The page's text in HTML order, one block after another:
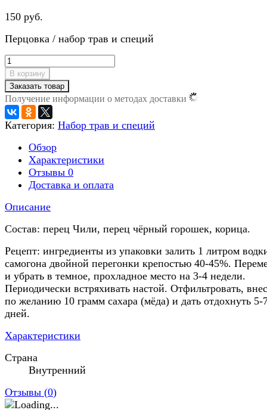
150 руб.
Перцовка / набор трав и специй
В корзину
Заказать товар
Получение информации о методах доставки
Категория: Набор трав и специй
Обзор
Характеристики
Отзывы 0
Доставка и оплата
Описание
Состав: перец Чили, перец чёрный горошек, корица.
Рецепт: ингредиенты из упаковки залить 1 литром
самогона двойной перегонки крепостью 40-45%.
и убрать в темное, прохладное место на 3-4 недели.
Периодически встряхивать настой. Отфильтровать,
по желанию 10 грамм сахара (мёда) и дать отдохнуть 5-
дней.
Характеристики
Страна
Внутренний
Отзывы (0)